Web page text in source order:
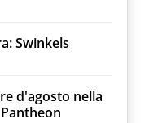
Swinkels
d'agosto nella